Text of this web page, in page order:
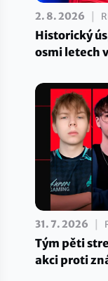
2. 8. 2026
Historický
osmi letech
31. 7. 2026
Tým pěti
akci proti